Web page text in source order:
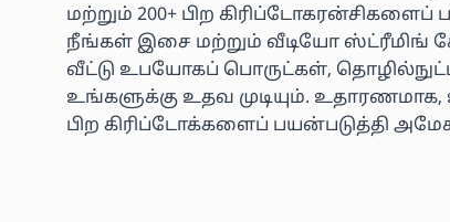
மற்றும் 200+ பிற
நீங்கள் இசை மற்றும் வீடியோ ஸ்ட்ரீமிங்
வீட்டு உபயோகப் பொருட்கள்,
உங்களுக்கு உதவ முடியும்.
பிற கிரிப்டோக்களைப் பயன்படுத்தி